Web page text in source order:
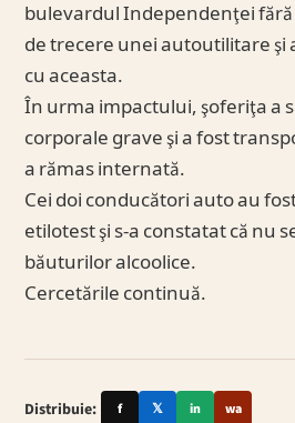
bulevardul Independenţei
de trecere unei autoutilitare şi
cu aceasta.
În urma impactului, şoferiţa a
corporale grave şi a fost
a rămas internată.
Cei doi conducători auto au
etilotest şi s-a constatat că nu
băuturilor alcoolice.
Cercetările continuă.
Distribuie: f 𝕏 in wa